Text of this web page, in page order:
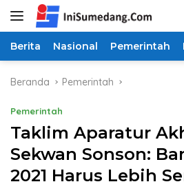
Langsung
Berita Nasional Pemerintah
Beranda Pemerintah
Pemerintah
Taklim Aparatur
Sekwan Sonson:
2021 Harus Lebih